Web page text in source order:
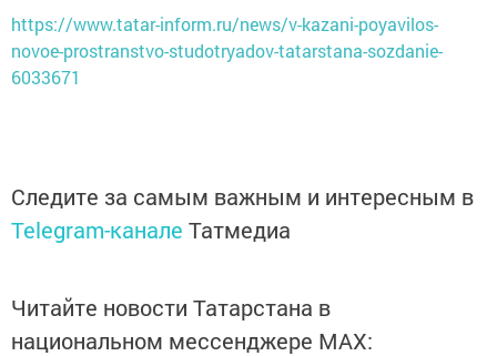
https://www.tatar-inform.ru/news/v-kazani-poyavilos-
novoe-prostranstvo-studotryadov-tatarstana-sozdanie-
6033671
Следите за самым важным и интересным в
Telegram-канале Татмедиа
Читайте новости Татарстана в
национальном мессенджере MАХ: